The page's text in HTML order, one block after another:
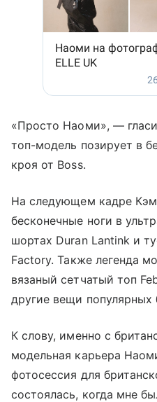
«Просто Наоми», —
топ-модель позирует в
кроя от Boss.
На следующем кадре
бесконечные ноги в
шортах Duran Lantink и
Factory. Также легенда
вязаный сетчатый топ
другие вещи популярных
К слову, именно с
модельная карьера
фотосессия для
состоялась, когда мне